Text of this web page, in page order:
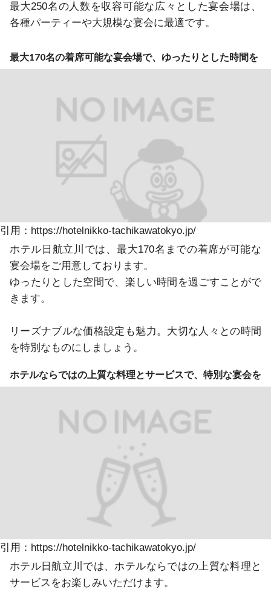
最大250名の人数を収容可能な広々とした宴会場は、
各種パーティーや大規模な宴会に最適です。
最大170名の着席可能な宴会場で、ゆったりとした時間を
引用：https://hotelnikko-tachikawatokyo.jp/
ホテル日航立川では、最大170名までの着席が可能な
宴会場をご用意しております。
ゆったりとした空間で、楽しい時間を過ごすことがで
きます。
リーズナブルな価格設定も魅力。大切な人々との時間
を特別なものにしましょう。
ホテルならではの上質な料理とサービスで、特別な宴会を
引用：https://hotelnikko-tachikawatokyo.jp/
ホテル日航立川では、ホテルならではの上質な料理と
サービスをお楽しみいただけます。